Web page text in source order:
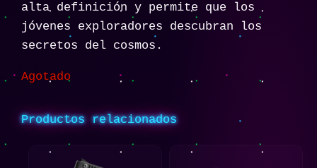
alta definición y permite que los
jóvenes exploradores descubran los
secretos del cosmos.
Agotado
Productos relacionados